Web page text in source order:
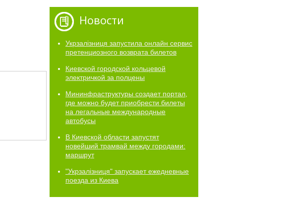
Новости
Укрзалізниця запустила онлайн сервис
претенциозного возврата билетов
Киевской городской кольцевой
электричкой за полцены
Мининфраструктуры создает портал,
где можно будет приобрести билеты
на легальные международные
автобусы
В Киевской области запустят
новейший трамвай между городами:
маршрут
"Укрзалізниця" запускает ежедневные
поезда из Киева